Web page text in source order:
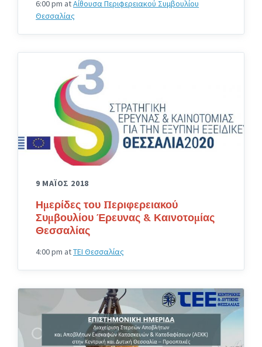
6:00 pm atΑίθουσα Περιφερειακού Συμβουλίου
Θεσσαλίας
9 ΜΑΪΟΣ 2018
Ημερίδες του Περιφερειακού
Συμβουλίου Έρευνας & Καινοτομίας
Θεσσαλίας
4:00 pm atTEI Θεσσαλίας